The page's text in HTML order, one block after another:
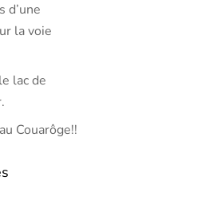
d’une
la voie
lac de
Couarôge!!